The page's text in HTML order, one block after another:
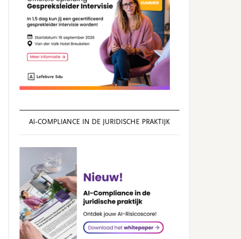
AI‑COMPLIANCE IN DE JURIDISCHE PRAKTIJK